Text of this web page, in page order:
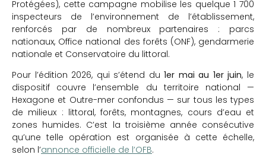
Protégées), cette campagne mobilise les quelque 1 700
inspecteurs de l’environnement de l’établissement,
renforcés par de nombreux partenaires : parcs
nationaux, Office national des forêts (ONF), gendarmerie
nationale et Conservatoire du littoral.
Pour l’édition 2026, qui s’étend du1er mai au 1er juin, le
dispositif couvre l’ensemble du territoire national —
Hexagone et Outre-mer confondus — sur tous les types
de milieux : littoral, forêts, montagnes, cours d’eau et
zones humides. C’est la troisième année consécutive
qu’une telle opération est organisée à cette échelle,
selon l’annonce officielle de l’OFB.